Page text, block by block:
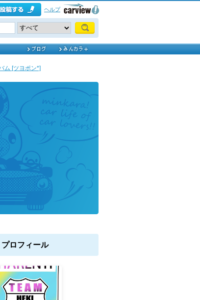
ヘルプ
ム [ツヨポン*]
プロフィール